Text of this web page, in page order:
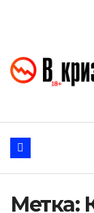
Метка: